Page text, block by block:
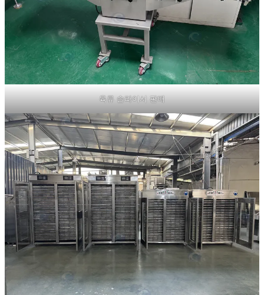
육류 슬라이서 판매